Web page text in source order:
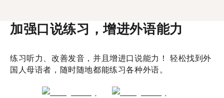
加强口说练习，增进外语能力
练习听力、改善发音，并且增进口说能力！ 轻松找到外
国人母语者，随时随地都能练习各种外语。